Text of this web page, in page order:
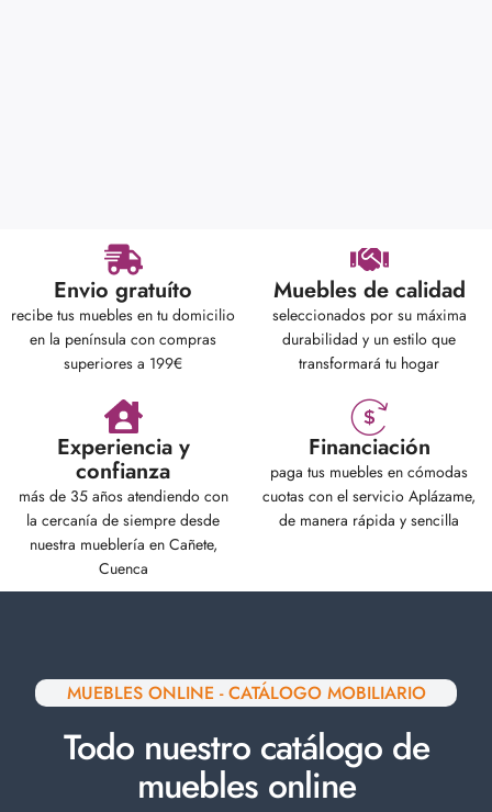
Envio gratuíto
recibe tus muebles en tu domicilio
en la península con compras
superiores a 199€
Muebles de calidad
seleccionados por su máxima
durabilidad y un estilo que
transformará tu hogar
Experiencia y
confianza
más de 35 años atendiendo con
la cercanía de siempre desde
nuestra mueblería en Cañete,
Cuenca
Financiación
paga tus muebles en cómodas
cuotas con el servicio Aplázame,
de manera rápida y sencilla
MUEBLES ONLINE - CATÁLOGO MOBILIARIO
Todo nuestro catálogo de
muebles online